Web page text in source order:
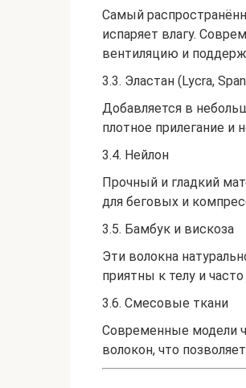
Самый
испаряет влагу.
вентиляцию и
3.3. Эластан (Lycra,
Добавляется в
плотное прилегание и
3.4. Нейлон
Прочный и гладкий
для беговых и
3.5. Бамбук и вискоза
Эти волокна
приятны к телу и
3.6. Смесовые ткани
Современные модели
волокон, что